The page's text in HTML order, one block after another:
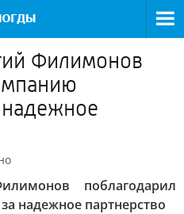
Филимонов
надежное
поблагодарил
надежное партнерство